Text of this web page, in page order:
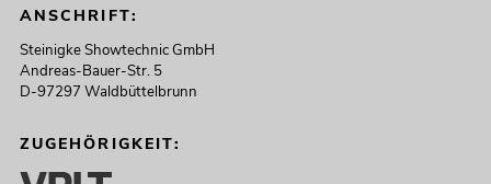
ANSCHRIFT:
Steinigke Showtechnic GmbH
Andreas-Bauer-Str. 5
D-97297 Waldbüttelbrunn
ZUGEHÖRIGKEIT: